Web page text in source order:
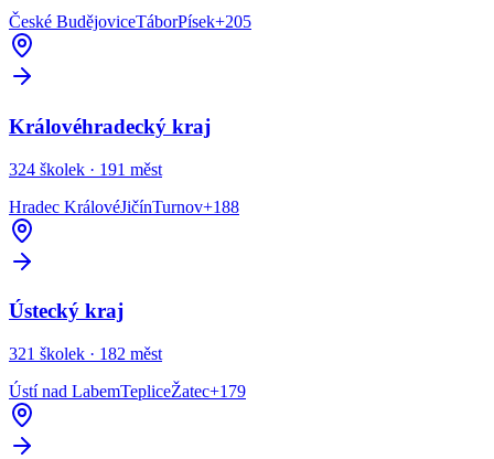
České BudějoviceTáborPísek+205
Královéhradecký kraj
324 školek · 191 měst
Hradec KrálovéJičínTurnov+188
Ústecký kraj
321 školek · 182 měst
Ústí nad LabemTepliceŽatec+179